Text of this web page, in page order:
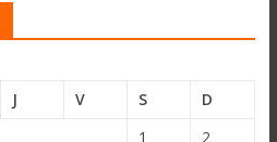
J V S
D
1
2